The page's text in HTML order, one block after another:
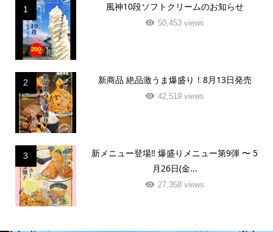
1 風神10段ソフトクリームのお知らせ
50,453 views
2 新商品 絶品激うま爆盛り！8月13日発売
42,519 views
3
新メニュー登場‼️ 爆盛りメニュー第9弾 〜 5
月26日(金...
27,358 views